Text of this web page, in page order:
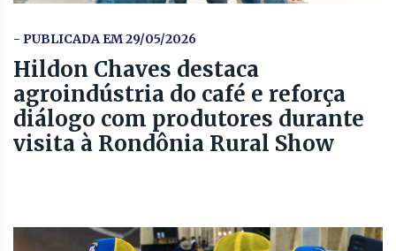
- PUBLICADA EM 29/05/2026
Hildon Chaves destaca
agroindústria do café e reforça
diálogo com produtores durante
visita à Rondônia Rural Show